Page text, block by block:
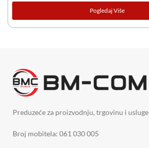
Pogledaj Više
Preduzeće za proizvodnju, trgovinu i usluge
Broj mobitela: 061 030 005